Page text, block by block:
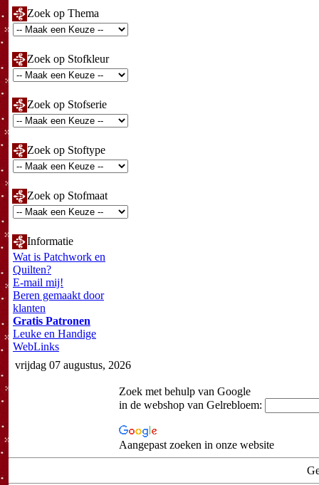
Zoek op Thema
Zoek op Stofkleur
Zoek op Stofserie
Zoek op Stoftype
Zoek op Stofmaat
Informatie
Wat is Patchwork en
Quilten?
E-mail mij!
Beren gemaakt door
klanten
Gratis Patronen
Leuke en Handige
WebLinks
vrijdag 07 augustus, 2026
Zoek met behulp van Google
in de webshop van Gelrebloem:
Aangepast zoeken in onze website